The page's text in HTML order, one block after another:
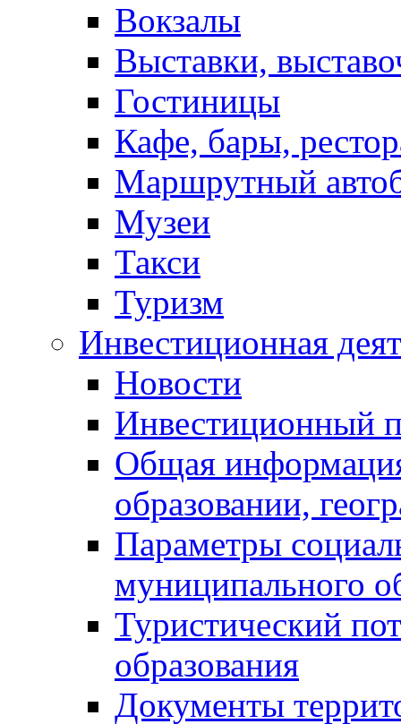
Вокзалы
Выставки,
Гостиницы
Кафе, бары,
Маршрутный
Музеи
Такси
Туризм
Инвестиционная
Новости
Инвестиционный
Общая
образовании,
Параметры
муниципального
Туристический
образования
Документы